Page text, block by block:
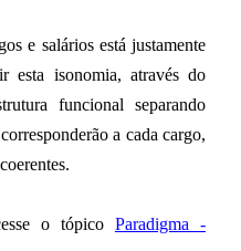
e salários está justamente
esta isonomia, através do
funcional separando
a cada cargo,
o tópico
Paradigma -